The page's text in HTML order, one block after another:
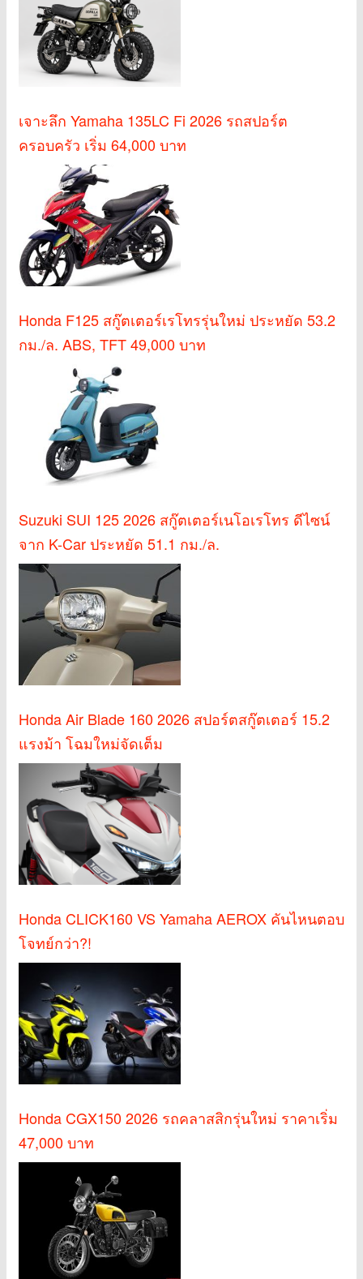
เจาะลึก Yamaha 135LC Fi 2026 รถสปอร์ต
ครอบครัว เริ่ม 64,000 บาท
Honda F125 สกู๊ตเตอร์เรโทรรุ่นใหม่ ประหยัด 53.2
กม./ล. ABS, TFT 49,000 บาท
Suzuki SUI 125 2026 สกู๊ตเตอร์เนโอเรโทร ดีไซน์
จาก K-Car ประหยัด 51.1 กม./ล.
Honda Air Blade 160 2026 สปอร์ตสกู๊ตเตอร์ 15.2
แรงม้า โฉมใหม่จัดเต็ม
Honda CLICK160 VS Yamaha AEROX คันไหนตอบ
โจทย์กว่า?!
Honda CGX150 2026 รถคลาสสิกรุ่นใหม่ ราคาเริ่ม
47,000 บาท